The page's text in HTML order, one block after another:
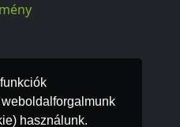
használunk.